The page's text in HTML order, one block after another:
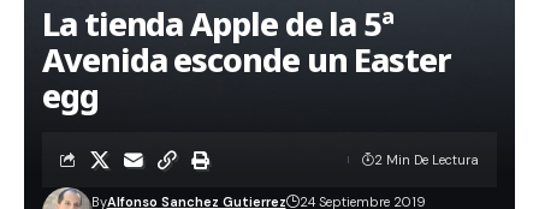
La tienda Apple de la 5ª
Avenida esconde un Easter
egg
ByAlfonso Sanchez Gutierrez 24 Septiembre 2019
2 Min De Lectura